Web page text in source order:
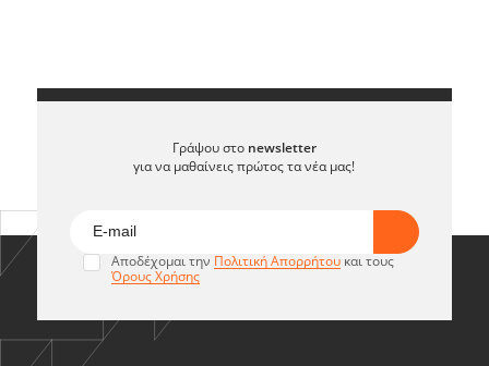
Γράψου στο newsletter
για να μαθαίνεις πρώτος τα νέα μας!
Αποδέχομαι την Πολιτική Απορρήτουκαι τους
Όρους Χρήσης